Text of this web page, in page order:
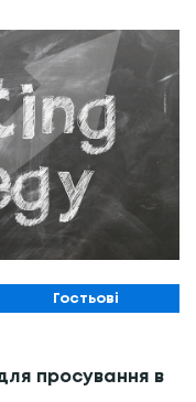
Гостьові
просування в